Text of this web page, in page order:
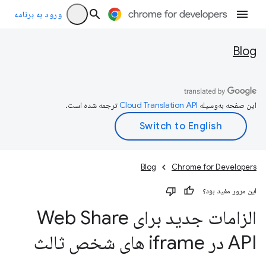
ورود به برنامه
Blog
این صفحه به‌وسیله ترجمه شده است.
Chrome for Developers
Blog
این مرور مفید بود؟
الزامات جدید برای Web Share
API در iframe های شخص ثالث